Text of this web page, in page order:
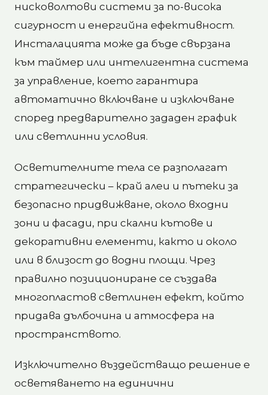
нисковолтови системи за по-висока
сигурност и енергийна ефективност.
Инсталацията може да бъде свързана
към таймер или интелигентна система
за управление, което гарантира
автоматично включване и изключване
според предварително зададен график
или светлинни условия.
Осветителните тела се разполагат
стратегически – край алеи и пътеки за
безопасно придвижване, около входни
зони и фасади, при скални кътове и
декоративни елементи, както и около
или в близост до водни площи. Чрез
правилно позициониране се създава
многопластов светлинен ефект, който
придава дълбочина и атмосфера на
пространството.
Изключително въздействащо решение е
осветяването на единични